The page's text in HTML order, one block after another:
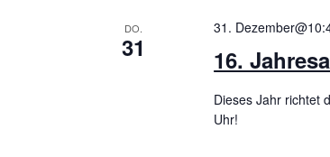
DO.
31 16.
31.
Dieses Jahr richtet
Uhr!